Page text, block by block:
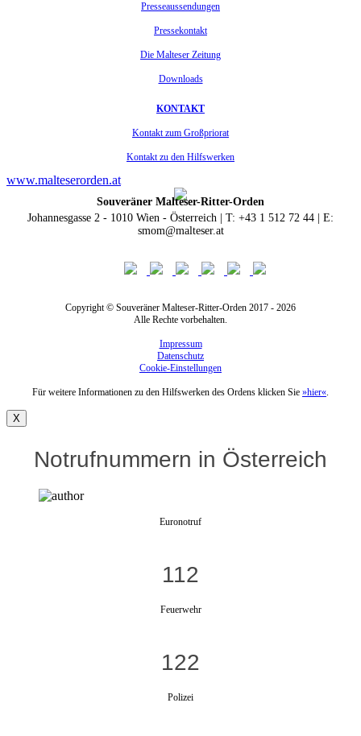
Presseaussendungen
Pressekontakt
Die Malteser Zeitung
Downloads
KONTAKT
Kontakt zum Großpriorat
Kontakt zu den Hilfswerken
www.malteserorden.at
Souveräner Malteser-Ritter-Orden
Johannesgasse 2 - 1010 Wien - Österreich | T: +43 1 512 72 44 | E:
smom@malteser.at
Copyright © Souveräner Malteser-Ritter-Orden 2017 - 2026
Alle Rechte vorbehalten.
Impressum
Datenschutz
Cookie-Einstellungen
Für weitere Informationen zu den Hilfswerken des Ordens klicken Sie »hier«
X
Notrufnummern in Österreich
Euronotruf
112
Feuerwehr
122
Polizei